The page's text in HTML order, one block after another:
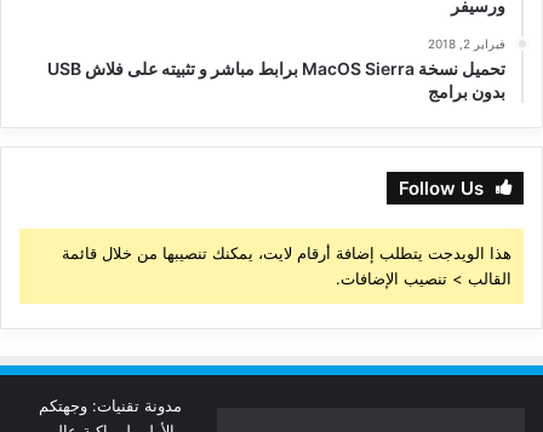
ورسيفر
فبراير 2, 2018
تحميل نسخة MacOS Sierra برابط مباشر و تثبيته على فلاش USB
بدون برامج
Follow Us
هذا الويدجت يتطلب إضافة أرقام لايت، يمكنك تنصيبها من خلال قائمة
القالب > تنصيب الإضافات.
مدونة تقنيات: وجهتكم